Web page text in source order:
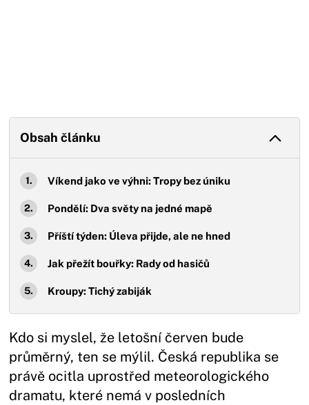
Obsah článku
Víkend jako ve výhni: Tropy bez úniku
Pondělí: Dva světy na jedné mapě
Příští týden: Úleva přijde, ale ne hned
Jak přežít bouřky: Rady od hasičů
Kroupy: Tichý zabiják
Kdo si myslel, že letošní červen bude
průměrný, ten se mýlil. Česká republika se
právě ocitla uprostřed meteorologického
dramatu, které nemá v posledních